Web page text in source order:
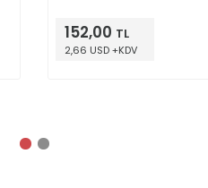
152,00 TL
2,66 USD +KDV